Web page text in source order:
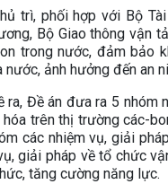
trì, phối hợp với Bộ
Bộ Giao thông vận
trong nước, đảm bảo
ảnh hưởng đến an
Đề án đưa ra 5 nhóm
trên thị trường các-
các nhiệm vụ, giải
giải pháp về tổ chức
tăng cường năng lực.